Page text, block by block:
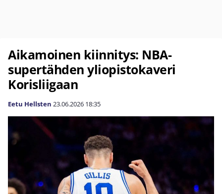
Aikamoinen kiinnitys: NBA-
supertähden yliopistokaveri
Korisliigaan
Eetu Hellsten 23.06.2026 18:35